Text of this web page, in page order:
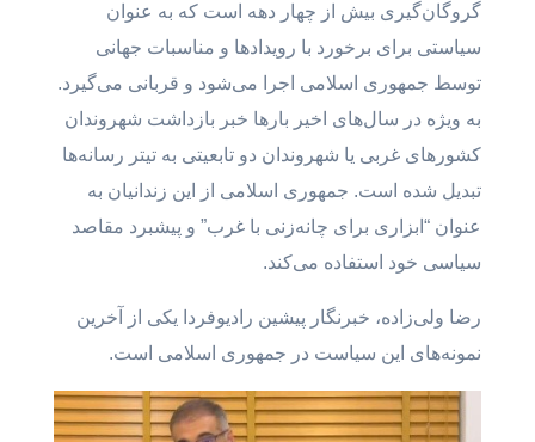
گروگان‌گیری بیش از چهار دهه است که به عنوان
سیاستی برای برخورد با رویدادها و مناسبات جهانی
توسط جمهوری اسلامی اجرا می‌شود و قربانی می‌گیرد.
به ویژه در سال‌های اخیر بارها خبر بازداشت شهروندان
کشورهای غربی یا شهروندان دو تابعیتی به تیتر رسانه‌ها
تبدیل شده است. جمهوری اسلامی از این زندانیان به
عنوان “ابزاری برای چانه‌زنی با غرب” و پیشبرد مقاصد
سیاسی خود استفاده می‌کند.
رضا ولی‌زاده، خبرنگار پیشین رادیوفردا یکی از آخرین
نمونه‌های این سیاست در جمهوری اسلامی است.